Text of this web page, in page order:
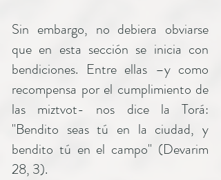
Sin embargo, no debiera obviarse
que en esta sección se inicia con
bendiciones. Entre ellas –y como
recompensa por el cumplimiento de
las miztvot- nos dice la Torá:
"Bendito seas tú en la ciudad, y
bendito tú en el campo" (Devarim
28, 3).